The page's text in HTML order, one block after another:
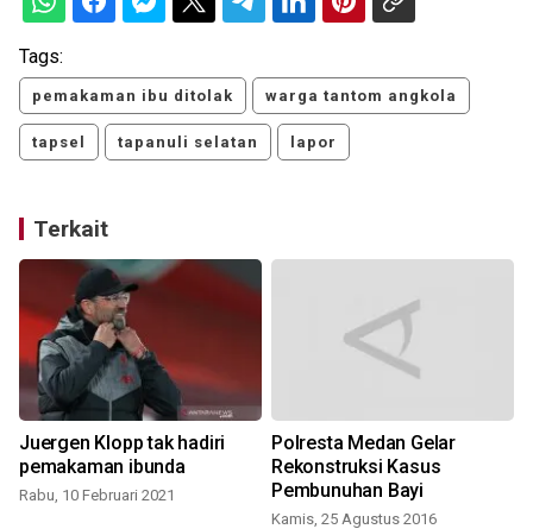
Tags:
pemakaman ibu ditolak warga tantom angkola
tapsel tapanuli selatan lapor
Terkait
Juergen Klopp tak hadiri
pemakaman ibunda
Rabu, 10 Februari 2021
Polresta Medan Gelar
Rekonstruksi Kasus
Pembunuhan Bayi
Kamis, 25 Agustus 2016